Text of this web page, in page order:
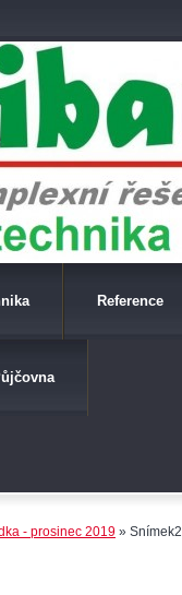
Reference
- prosinec 2019 » Snímek2